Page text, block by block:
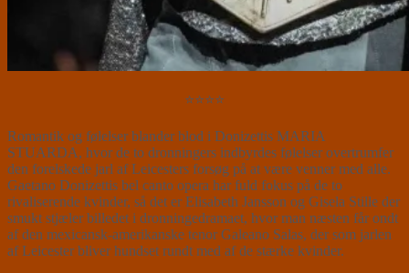
⭐⭐⭐⭐
Romantik og følelser blander blod i Donizettis MARIA
STUARDA, hvor de to dronningers indbyrdes følelser overtrumfer
den forelskede jarl af Leicesters forsøg på at være venner med alle.
Gaetano Donizettis bel canto opera har fuld fokus på de to
rivaliserende kvinder, så det er Elisabeth Jansson og Gisela Stille der
smukt stjæler billedet i dronningedramaet, hvor man næsten får ondt
af den mexicansk-amerikanske tenor Galeano Salas, der som jarlen
af Leicester bliver hundset rundt med af de stærke kvinder.